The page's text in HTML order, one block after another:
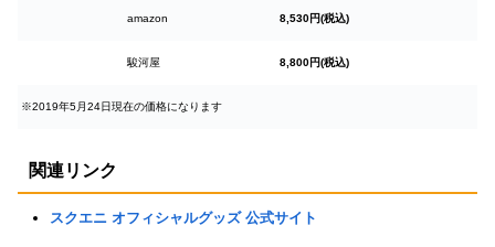
amazon 8,530円(税込)
駿河屋 8,800円(税込)
※2019年5月24日現在の価格になります
関連リンク
スクエニ オフィシャルグッズ 公式サイト